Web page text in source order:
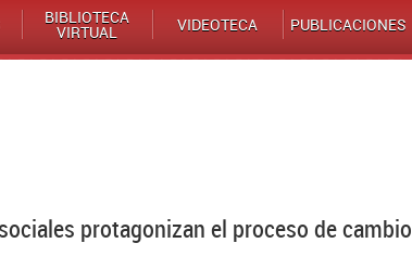
BIBLIOTECA
VIRTUAL VIDEOTECA PUBLICACIONES
protagonizan el proceso de cambio